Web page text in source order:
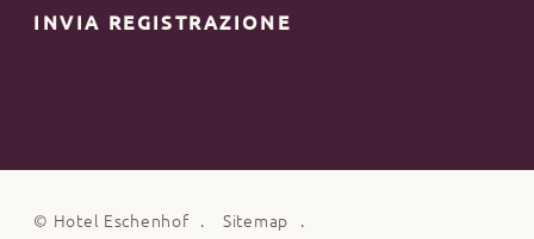
INVIA REGISTRAZIONE
© Hotel Eschenhof
Sitemap